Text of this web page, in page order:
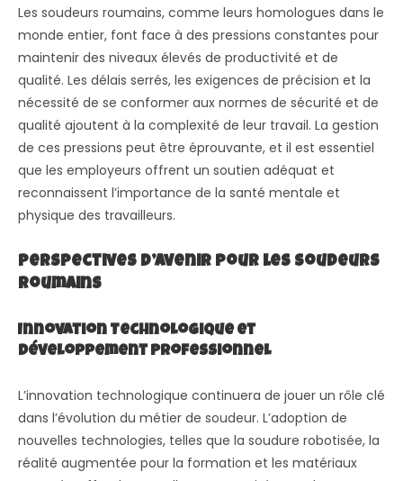
Les soudeurs roumains, comme leurs homologues dans le
monde entier, font face à des pressions constantes pour
maintenir des niveaux élevés de productivité et de
qualité. Les délais serrés, les exigences de précision et la
nécessité de se conformer aux normes de sécurité et de
qualité ajoutent à la complexité de leur travail. La gestion
de ces pressions peut être éprouvante, et il est essentiel
que les employeurs offrent un soutien adéquat et
reconnaissent l’importance de la santé mentale et
physique des travailleurs.
Perspectives d’Avenir pour les Soudeurs
Roumains
Innovation Technologique et
Développement Professionnel
L’innovation technologique continuera de jouer un rôle clé
dans l’évolution du métier de soudeur. L’adoption de
nouvelles technologies, telles que la soudure robotisée, la
réalité augmentée pour la formation et les matériaux